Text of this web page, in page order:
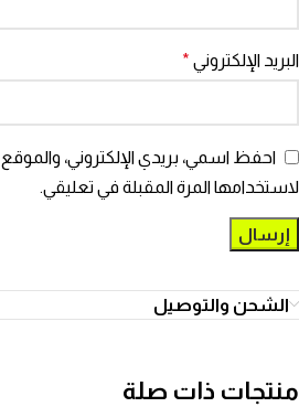
البريد الإلكتروني *
احفظ اسمي، بريدي الإلكتروني،
لاستخدامها المرة المقبلة في تعليقي.
الشحن والتوصيل
منتجات ذات صلة